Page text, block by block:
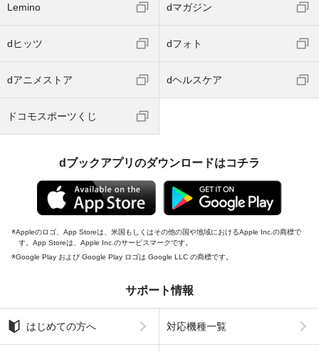
Lemino dマガジン
dヒッツ dフォト
dアニメストア dヘルスケア
ドコモスポーツくじ
dブックアプリのダウンロードはコチラ
Appleのロゴ、App Storeは、米国もしくはその他の国や地域におけるApple Inc.の商標で
す。App Storeは、Apple Inc.のサービスマークです。
Google Play および Google Play ロゴは Google LLC の商標です。
サポート情報
はじめての方へ 対応機種一覧